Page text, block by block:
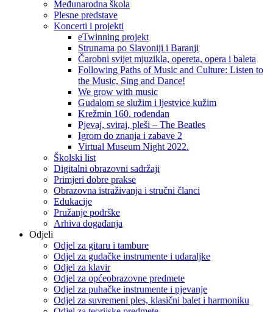
Međunarodna škola
Plesne predstave
Koncerti i projekti
eTwinning projekt
Strunama po Slavoniji i Baranji
Čarobni svijet mjuzikla, opereta, opera i baleta
Following Paths of Music and Culture: Listen to
the Music, Sing and Dance!
We grow with music
Gudalom se služim i ljestvice kužim
Krežmin 160. rođendan
Pjevaj, sviraj, pleši – The Beatles
Igrom do znanja i zabave 2
Virtual Museum Night 2022.
Školski list
Digitalni obrazovni sadržaji
Primjeri dobre prakse
Obrazovna istraživanja i stručni članci
Edukacije
Pružanje podrške
Arhiva događanja
Odjeli
Odjel za gitaru i tambure
Odjel za gudačke instrumente i udaraljke
Odjel za klavir
Odjel za općeobrazovne predmete
Odjel za puhačke instrumente i pjevanje
Odjel za suvremeni ples, klasični balet i harmoniku